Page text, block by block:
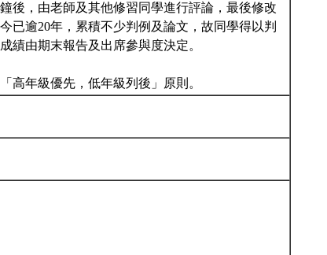
後，由老師及其他修習同學進行評論，最後修改
已逾20年，累積不少判例及論文，故同學得以判
績由期末報告及出席參與度決定。
高年級優先，低年級列後」原則。